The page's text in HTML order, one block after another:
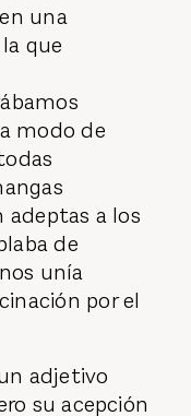
una
que
modo de
adeptas a los
de
unía
por el
adjetivo
su acepción